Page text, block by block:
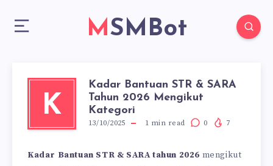
MSMBot
K
Kadar Bantuan STR & SARA
Tahun 2026 Mengikut
Kategori
13/10/2025 1 min read 0 7
Kadar Bantuan STR & SARA tahun 2026 mengikut